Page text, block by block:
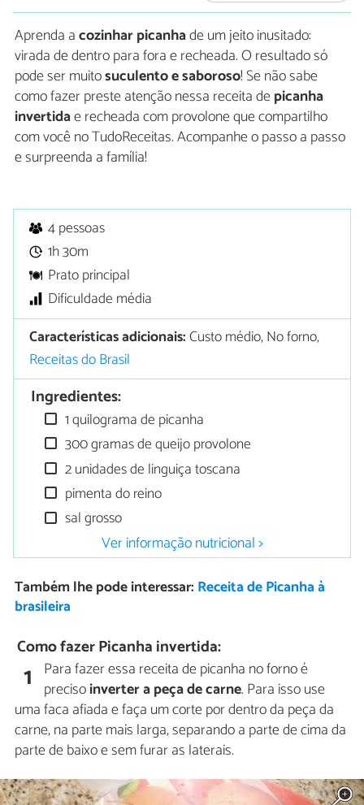
Aprenda acozinhar picanhade um jeito inusitado:
virada de dentro para fora e recheada. O resultado só
pode ser muitosuculento e saboroso! Se não sabe
como fazer preste atenção nessa receita depicanha
invertidae recheada com provolone que compartilho
com você no TudoReceitas. Acompanhe o passo a passo
e surpreenda a família!
4 pessoas
1h 30m
Prato principal
Dificuldade média
Características adicionais:Custo médio, No forno,
Receitas do Brasil
Ingredientes:
1 quilograma de picanha
300 gramas de queijo provolone
2 unidades de linguiça toscana
pimenta do reino
sal grosso
Ver informação nutricional >
Também lhe pode interessar: Receita de Picanha à
brasileira
Como fazer Picanha invertida:
1 Para fazer essa receita de picanha no forno é
precisoinverter a peça de carne. Para isso use
uma faca afiada e faça um corte por dentro da peça da
carne, na parte mais larga, separando a parte de cima da
parte de baixo e sem furar as laterais.